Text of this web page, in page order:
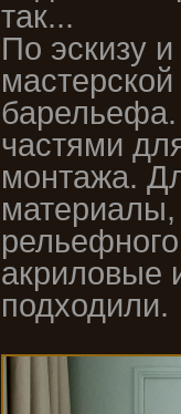
так...
По эскизу
частями
монтажа.
материалы,
акриловые
подходили.